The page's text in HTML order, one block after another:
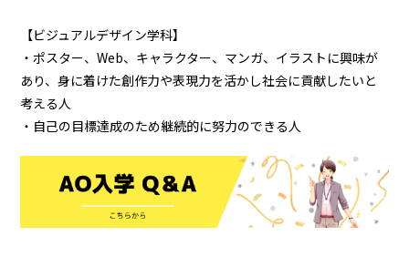
【ビジュアルデザイン学科】
・ポスター、Web、キャラクター、マンガ、イラストに興味が
あり、身に着けた創作力や表現力を活かし社会に貢献したいと
考える人
・自己の目標達成のため継続的に努力のできる人